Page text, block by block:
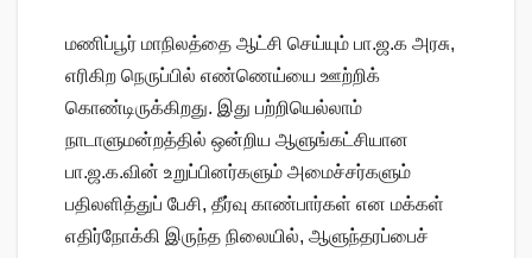
மணிப்பூர் மாநிலத்தை ஆட்சி செய்யும் பா.ஜ.க அரசு,
எரிகிற நெருப்பில் எண்ணெய்யை ஊற்றிக்
கொண்டிருக்கிறது. இது பற்றியெல்லாம்
நாடாளுமன்றத்தில் ஒன்றிய ஆளுங்கட்சியான
பா.ஜ.க.வின் உறுப்பினர்களும் அமைச்சர்களும்
பதிலளித்துப் பேசி, தீர்வு காண்பார்கள் என மக்கள்
எதிர்நோக்கி இருந்த நிலையில், ஆளுந்தரப்பைச்